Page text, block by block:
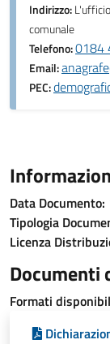
Indirizzo:
comunale
Telefono:0184
Email:
PEC:
Data Documento:
Tipologia
Licenza
Documenti
Formati